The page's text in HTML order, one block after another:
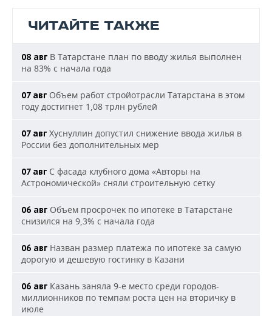
ЧИТАЙТЕ ТАКЖЕ
08 авг В Татарстане план по вводу жилья выполнен
на 83% с начала года
07 авг Объем работ стройотрасли Татарстана в этом
году достигнет 1,08 трлн рублей
07 авг Хуснуллин допустил снижение ввода жилья в
России без дополнительных мер
07 авг С фасада клубного дома «Авторы на
Астрономической» сняли строительную сетку
06 авг Объем просрочек по ипотеке в Татарстане
снизился на 9,3% с начала года
06 авг Назван размер платежа по ипотеке за самую
дорогую и дешевую гостинку в Казани
06 авг Казань заняла 9-е место среди городов-
миллионников по темпам роста цен на вторичку в
июле